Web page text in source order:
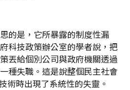
的是，它所暴露的制度性漏
科技政策辦公室的學者說，把
丟給個別公司與政府機關透過
種失職。這是說整個民主社會
術時出現了系統性的失靈。